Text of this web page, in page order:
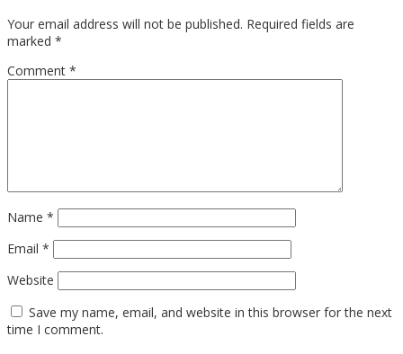
Your email address will not be published. Required fields are
marked *
Comment *
Name *
Email *
Website
Save my name, email, and website in this browser for the next
time I comment.